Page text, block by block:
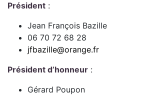
Président :
Jean François Bazille
06 70 72 68 28
jfbazille@orange.fr
Président d’honneur :
Gérard Poupon